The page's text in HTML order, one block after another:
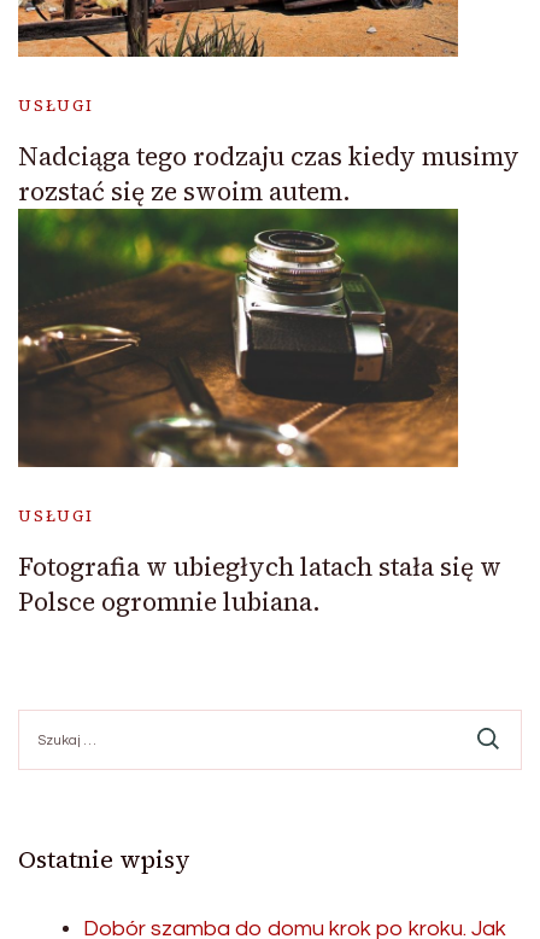
USŁUGI
Nadciąga tego rodzaju czas kiedy musimy
rozstać się ze swoim autem.
USŁUGI
Fotografia w ubiegłych latach stała się w
Polsce ogromnie lubiana.
Ostatnie wpisy
Dobór szamba do domu krok po kroku. Jak